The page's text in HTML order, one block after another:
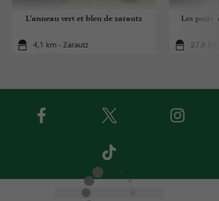
L’anneau vert et bleu de zarautz
4,1 km - Zarautz
Les puits
27,8